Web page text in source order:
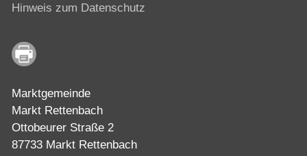
Hinweis zum Datenschutz
Marktgemeinde
Markt Rettenbach
Ottobeurer Straße 2
87733 Markt Rettenbach